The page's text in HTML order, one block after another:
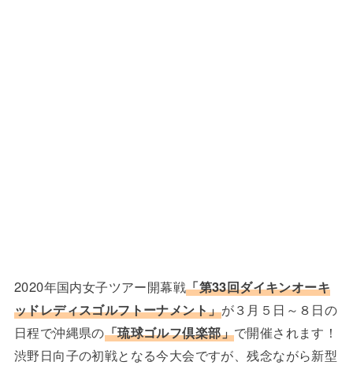
2020年国内女子ツアー開幕戦「第33回ダイキンオーキ
ッドレディスゴルフトーナメント」が３月５日～８日の
日程で沖縄県の「琉球ゴルフ倶楽部」で開催されます！
渋野日向子の初戦となる今大会ですが、残念ながら新型